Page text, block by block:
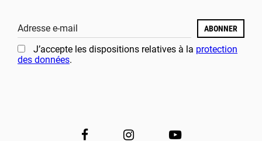
Adresse e-mail ABONNER
J’accepte les dispositions relatives à la protection
des données.